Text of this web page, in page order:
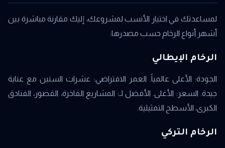
لمساعدتك في اختيار الأنسب لمشروعك، إليك مقارنة مباشرة بين
أشهر أنواع الرخام حسب مصدرها:
الرخام الإيطالي
الجودة: الأعلى عالمياً. العمر الافتراضي: عشرات السنين مع عناية
جيدة. السعر: الأغلى. الأفضل لـ: المشاريع الفاخرة، القصور، الفنادق
الكبرى، الأسطح التمثيلية.
الرخام التركي